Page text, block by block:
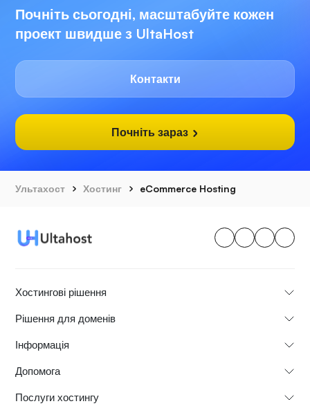
Почніть сьогодні, масштабуйте кожен
проект швидше з UltaHost
Контакти
Почніть зараз
Ультахост Хостинг eCommerce Hosting
Хостингові рішення
Рішення для доменів
Інформація
Допомога
Послуги хостингу